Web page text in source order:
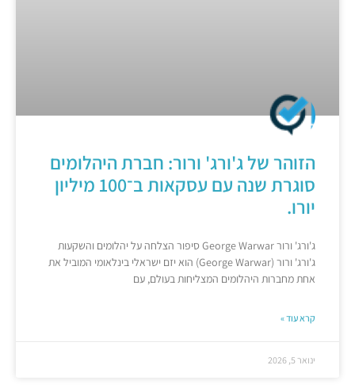
הזוהר של ג'ורג' ורור: חברת היהלומים
סוגרת שנה עם עסקאות ב־100 מיליון
יורו.​
ג'ורג' ורור George Warwar סיפור הצלחה על יהלומים והשקעות
ג'ורג' ורור (George Warwar) הוא יזם ישראלי בינלאומי המוביל את
אחת מחברות היהלומים המצליחות בעולם, עם
קרא עוד »
ינואר 5, 2026